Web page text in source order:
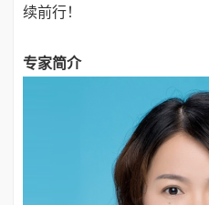
续前行！
专家简介